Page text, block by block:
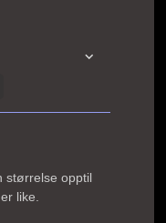
størrelse opptil
like.